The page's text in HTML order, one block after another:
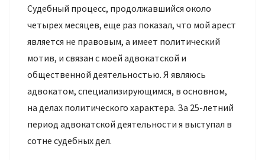
Судебный процесс, продолжавшийся около
четырех месяцев, еще раз показал, что мой арест
является не правовым, а имеет политический
мотив, и связан с моей адвокатской и
общественной деятельностью. Я являюсь
адвокатом, специализирующимся, в основном,
на делах политического характера. За 25-летний
период адвокатской деятельности я выступал в
сотне судебных дел.